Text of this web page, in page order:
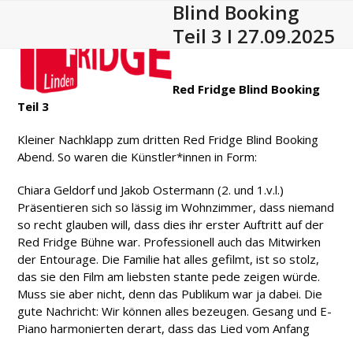
Blind Booking
Teil 3 I 27.09.2025
Red Fridge Blind Booking
Teil 3
Kleiner Nachklapp zum dritten Red Fridge Blind Booking
Abend. So waren die Künstler*innen in Form:
Chiara Geldorf und Jakob Ostermann (2. und 1.v.l.)
Präsentieren sich so lässig im Wohnzimmer, dass niemand
so recht glauben will, dass dies ihr erster Auftritt auf der
Red Fridge Bühne war. Professionell auch das Mitwirken
der Entourage. Die Familie hat alles gefilmt, ist so stolz,
das sie den Film am liebsten stante pede zeigen würde.
Muss sie aber nicht, denn das Publikum war ja dabei. Die
gute Nachricht: Wir können alles bezeugen. Gesang und E-
Piano harmonierten derart, dass das Lied vom Anfang